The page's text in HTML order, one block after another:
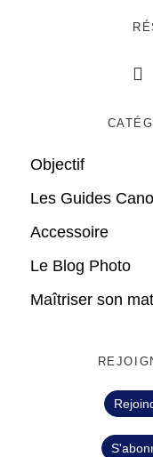
Objectif
Les Guides
Accessoire
Le Blog Photo
Maîtriser son